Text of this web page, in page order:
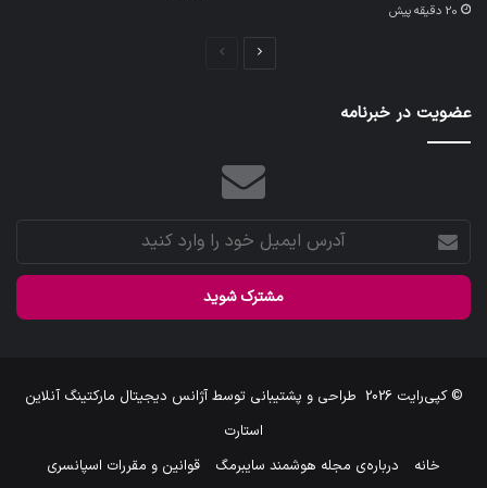
20 دقیقه پیش
عضویت در خبرنامه
آدرس
ایمیل
خود
وارد
© کپی‌رایت 2026 طراحی و پشتیبانی توسطآژانس دیجیتال مارکتینگ آنلاین
استارت
خانه
درباره‌ی مجله هوشمند سایبرمگ قوانین و مقررات اسپانسری